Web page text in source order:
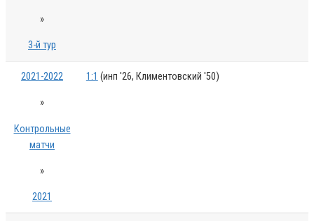
»
3-й тур
2021-2022
»
Контрольные
матчи
»
2021
1:1 (инп '26, Климентовский '50)